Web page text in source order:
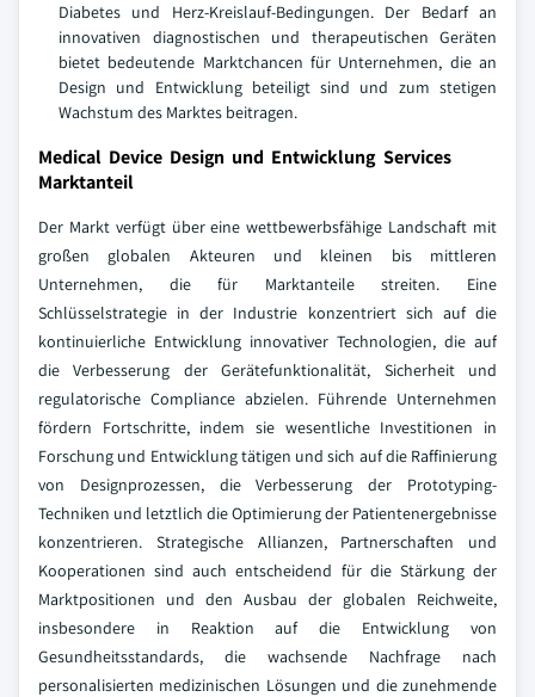
Diabetes und Herz-Kreislauf-Bedingungen. Der Bedarf an
innovativen diagnostischen und therapeutischen Geräten
bietet bedeutende Marktchancen für Unternehmen, die an
Design und Entwicklung beteiligt sind und zum stetigen
Wachstum des Marktes beitragen.
Medical Device Design und Entwicklung Services
Marktanteil
Der Markt verfügt über eine wettbewerbsfähige Landschaft mit
großen globalen Akteuren und kleinen bis mittleren
Unternehmen, die für Marktanteile streiten. Eine
Schlüsselstrategie in der Industrie konzentriert sich auf die
kontinuierliche Entwicklung innovativer Technologien, die auf
die Verbesserung der Gerätefunktionalität, Sicherheit und
regulatorische Compliance abzielen. Führende Unternehmen
fördern Fortschritte, indem sie wesentliche Investitionen in
Forschung und Entwicklung tätigen und sich auf die Raffinierung
von Designprozessen, die Verbesserung der Prototyping-
Techniken und letztlich die Optimierung der Patientenergebnisse
konzentrieren. Strategische Allianzen, Partnerschaften und
Kooperationen sind auch entscheidend für die Stärkung der
Marktpositionen und den Ausbau der globalen Reichweite,
insbesondere in Reaktion auf die Entwicklung von
Gesundheitsstandards, die wachsende Nachfrage nach
personalisierten medizinischen Lösungen und die zunehmende